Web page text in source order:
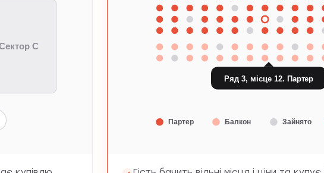
C
Ряд 3, місце 12. Партер
Партер Балкон Зайнято